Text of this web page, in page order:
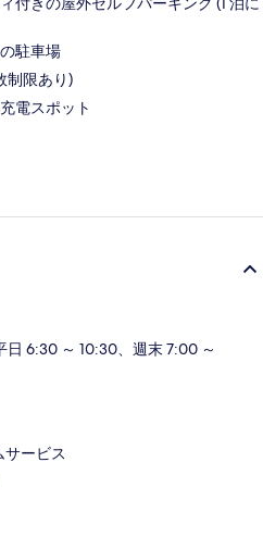
駐車場
制限あり)
電スポット
日 6:30 ～ 10:30、週末 7:00 ～
ービス